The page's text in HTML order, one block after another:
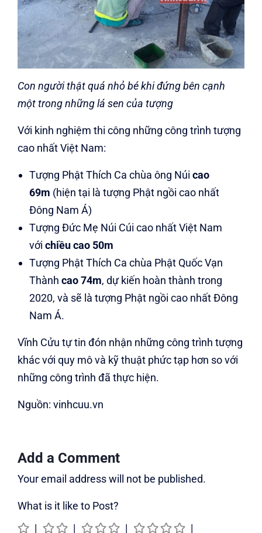
Con người thật quá nhỏ bé khi đứng bên cạnh
một trong những lá sen của tượng
Với kinh nghiệm thi công những công trình tượng
cao nhất Việt Nam:
Tượng Phật Thích Ca chùa ông Núi cao
69m (hiện tại là tượng Phật ngồi cao nhất
Đông Nam Á)
Tượng Đức Mẹ Núi Cúi cao nhất Việt Nam
với chiều cao 50m
Tượng Phật Thích Ca chùa Phật Quốc Vạn
Thành cao 74m, dự kiến hoàn thành trong
2020, và sẽ là tượng Phật ngồi cao nhất Đông
Nam Á.
Vĩnh Cửu tự tin đón nhận những công trình tượng
khác với quy mô và kỹ thuật phức tạp hơn so với
những công trình đã thực hiện.
Nguồn: vinhcuu.vn
Add a Comment
Your email address will not be published.
What is it like to Post?